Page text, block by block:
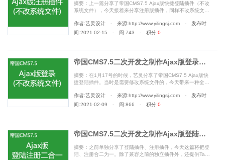
摘要：上一篇分享了帝国CMS7.5 Ajax版快捷登陆插件（不改
系统文件），今天接着来分享注册版插件，同样不改系统文
作者:艺灵设计 - 来源:http://www.yilingsj.com - 发布时
间:2021-02-15 - 阅:743 - 积分:0
帝国CMS7.5二次开发之制作Ajax版登录插件(不改系统文件)
摘要：在1月17号的时候，艺灵分享了帝国CMS7.5 Ajax版快
捷登陆插件。当时是需要修改系统文件的，今天带来一种全新
行js代码即可实现想要的功能............
作者:艺灵设计 - 来源:http://www.yilingsj.com - 发布时
间:2021-02-09 - 阅:866 - 积分:0
帝国CMS7.5二次开发之制作Ajax版登陆注册二合一插件
摘要：之前单独分享了登陆插件、注册插件，今天这篇将把登
陆、注册合二为一。除了兼容之前的独立插件外，还提供Tab